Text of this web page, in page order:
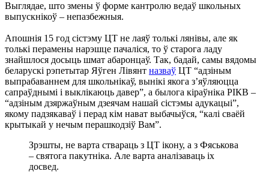
Выглядае, што змены ў форме кантролю ведаў школьных
выпускнікоў – непазбежныя.
Апошнія 15 год сістэму ЦТ не лаяў толькі лянівы, але як
толькі перамены нарэшце пачаліся, то ў старога ладу
знайшлося досыць шмат абаронцаў. Так, бадай, самы вядомы
беларускі рэпетытар Яўген Лівянт назваў ЦТ “адзіным
выпрабаваннем для школьнікаў, вынікі якога з’яўляюцца
сапраўднымі і выклікаюць давер”, а былога кіраўніка РІКВ –
“адзіным дзяржаўным дзеячам нашай сістэмы адукацыі”,
якому падзякаваў і перад кім нават выбачыўся, “калі сваёй
крытыкай у нечым перашкодзіў Вам”.
Зрэшты, не варта ствараць з ЦТ ікону, а з Фяськова
– святога пакутніка. Але варта аналізаваць іх
досвед.